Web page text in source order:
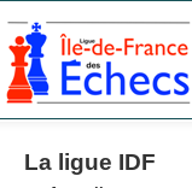
La ligue IDF